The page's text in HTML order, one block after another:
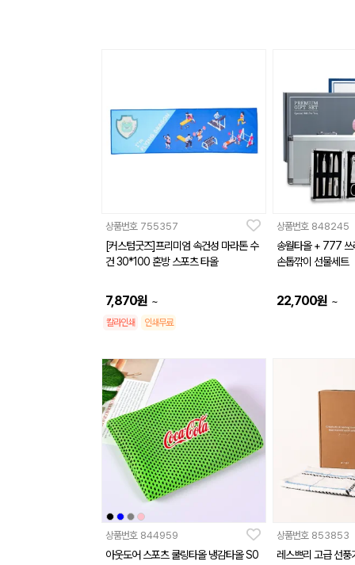
상품번호 755357
[커스텀굿즈]프리미엄 속건성 마라톤 수
건 30*100 혼방 스포츠 타올
7,870원 ~
칼라인쇄 인쇄무료
상품번호 848245
송월타올 + 777
손톱깎이 선물세트
22,700원 ~
상품번호 844959
아웃도어 스포츠 쿨링타올 냉감타올 S0
상품번호 853853
레스쁘리 고급 선풍